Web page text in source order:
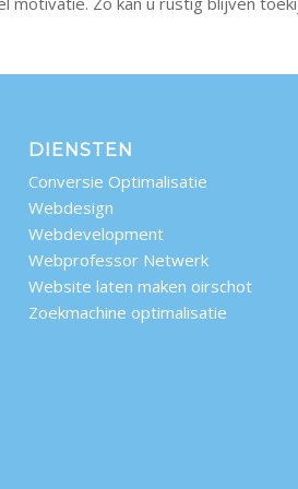
DIENSTEN
Conversie Optimalisatie
Webdesign
Webdevelopment
Webprofessor Netwerk
Website laten maken oirschot
Zoekmachine optimalisatie